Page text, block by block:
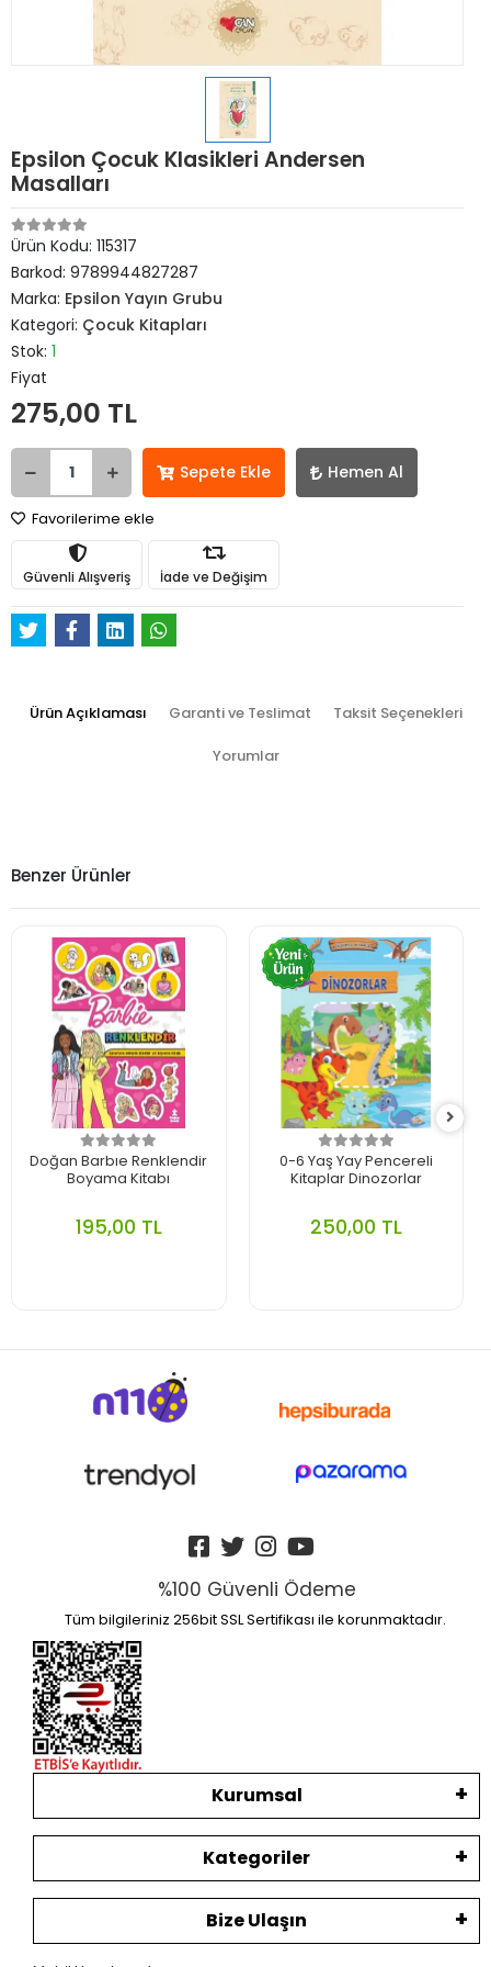
Epsilon Çocuk Klasikleri Andersen
Masalları
Ürün Kodu: 115317
Barkod: 9789944827287
Marka: Epsilon Yayın Grubu
Kategori: Çocuk Kitapları
Stok: 1
Fiyat
275,00 TL
Sepete Ekle Hemen Al
Favorilerime ekle
Güvenli Alışveriş İade ve Değişim
Ürün Açıklaması Garanti ve Teslimat Taksit Seçenekleri
Yorumlar
Benzer Ürünler
Doğan Barbıe Renklendir
Boyama Kitabı
195,00 TL
0-6 Yaş Yay Pencereli
Kitaplar Dinozorlar
250,00 TL
%100 Güvenli Ödeme
Tüm bilgileriniz 256bit SSL Sertifikası ile korunmaktadır.
Kurumsal
Kategoriler
Bize Ulaşın